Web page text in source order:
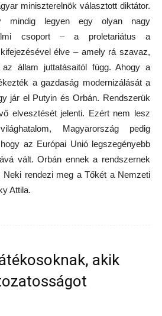
miniszterelnök választott diktátor.
mindig legyen egy olyan nagy
csoport – a proletariátus a
élve – amely rá szavaz,
az állam juttatásaitól függ. Ahogy a
a gazdaság modernizálását a
jár el Putyin és Orbán. Rendszerük
elvesztését jelenti. Ezért nem lesz
Magyarország pedig
az Európai Unió legszegényebb
vált. Orbán ennek a rendszernek
rendezi meg a Tőkét a Nemzeti
Attila.
akik